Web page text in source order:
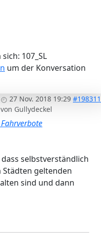
sich: 107_SL
um der Konversation
27 Nov. 2018 19:29 #198311
von Gullydeckel
selbstverständlich
geltenden
sind und dann